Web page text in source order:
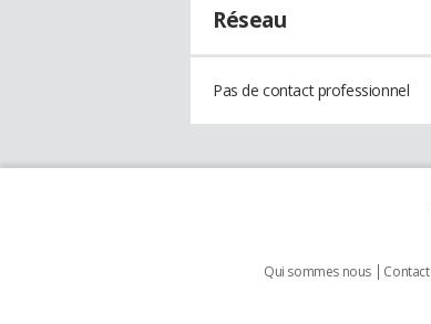
Réseau
Pas de contact professionnel
Qui sommes nous Contact